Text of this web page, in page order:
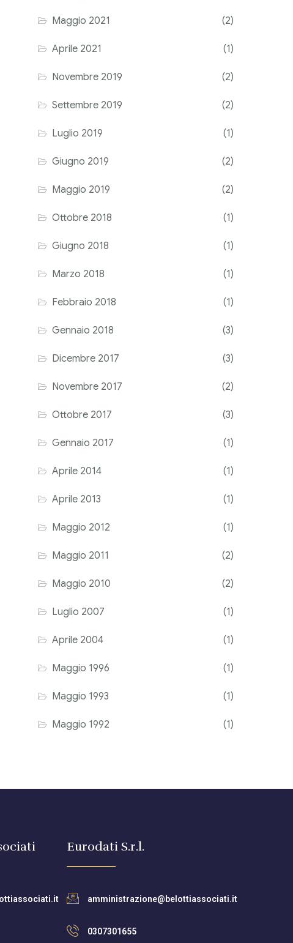
Maggio 2021 (2)
Aprile 2021 (1)
Novembre 2019 (2)
Settembre 2019 (2)
Luglio 2019 (1)
Giugno 2019 (2)
Maggio 2019 (2)
Ottobre 2018 (1)
Giugno 2018 (1)
Marzo 2018 (1)
Febbraio 2018 (1)
Gennaio 2018 (3)
Dicembre 2017 (3)
Novembre 2017 (2)
Ottobre 2017 (3)
Gennaio 2017 (1)
Aprile 2014 (1)
Aprile 2013 (1)
Maggio 2012 (1)
Maggio 2011 (2)
Maggio 2010 (2)
Luglio 2007 (1)
Aprile 2004 (1)
Maggio 1996 (1)
Maggio 1993 (1)
Maggio 1992 (1)
Eurodati S.r.l.
amministrazione@belottiassociati.it
0307301655